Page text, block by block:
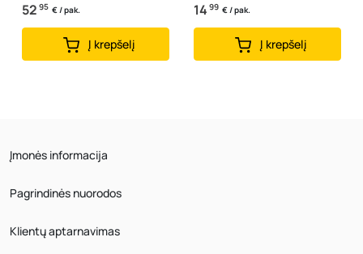
52 95 € / pak.
Į krepšelį
14 99 € / pak.
Į krepšelį
Įmonės informacija
Pagrindinės nuorodos
Klientų aptarnavimas